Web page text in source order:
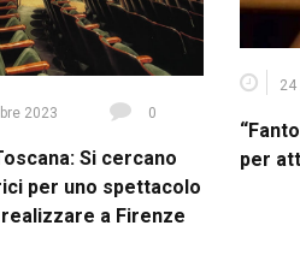
2023 0
Si cercano
per uno spettacolo
a Firenze
24
per